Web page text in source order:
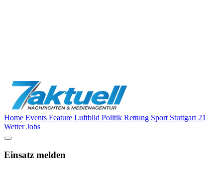
Home Events Feature Luftbild Politik Rettung Sport Stuttgart 21
WetterJobs
Einsatz melden